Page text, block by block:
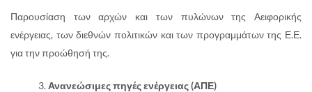
Παρουσίαση των αρχών και των πυλώνων της Αειφορικής
ενέργειας, των διεθνών πολιτικών και των προγραμμάτων της Ε.Ε.
για την προώθησή της.
Ανανεώσιμες πηγές ενέργειας (ΑΠΕ)